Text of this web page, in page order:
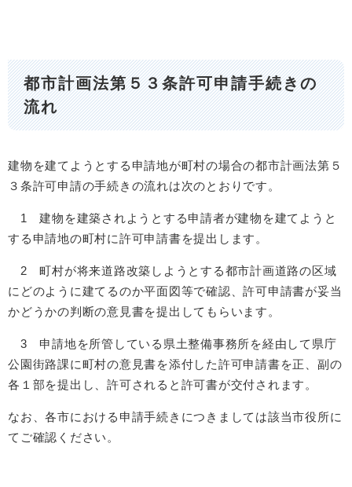
都市計画法第５３条許可申請手続きの
流れ
建物を建てようとする申請地が町村の場合の都市計画法第５
３条許可申請の手続きの流れは次のとおりです。
1 建物を建築されようとする申請者が建物を建てようと
する申請地の町村に許可申請書を提出します。
2 町村が将来道路改築しようとする都市計画道路の区域
にどのように建てるのか平面図等で確認、許可申請書が妥当
かどうかの判断の意見書を提出してもらいます。
3 申請地を所管している県土整備事務所を経由して県庁
公園街路課に町村の意見書を添付した許可申請書を正、副の
各１部を提出し、許可されると許可書が交付されます。
なお、各市における申請手続きにつきましては該当市役所に
てご確認ください。